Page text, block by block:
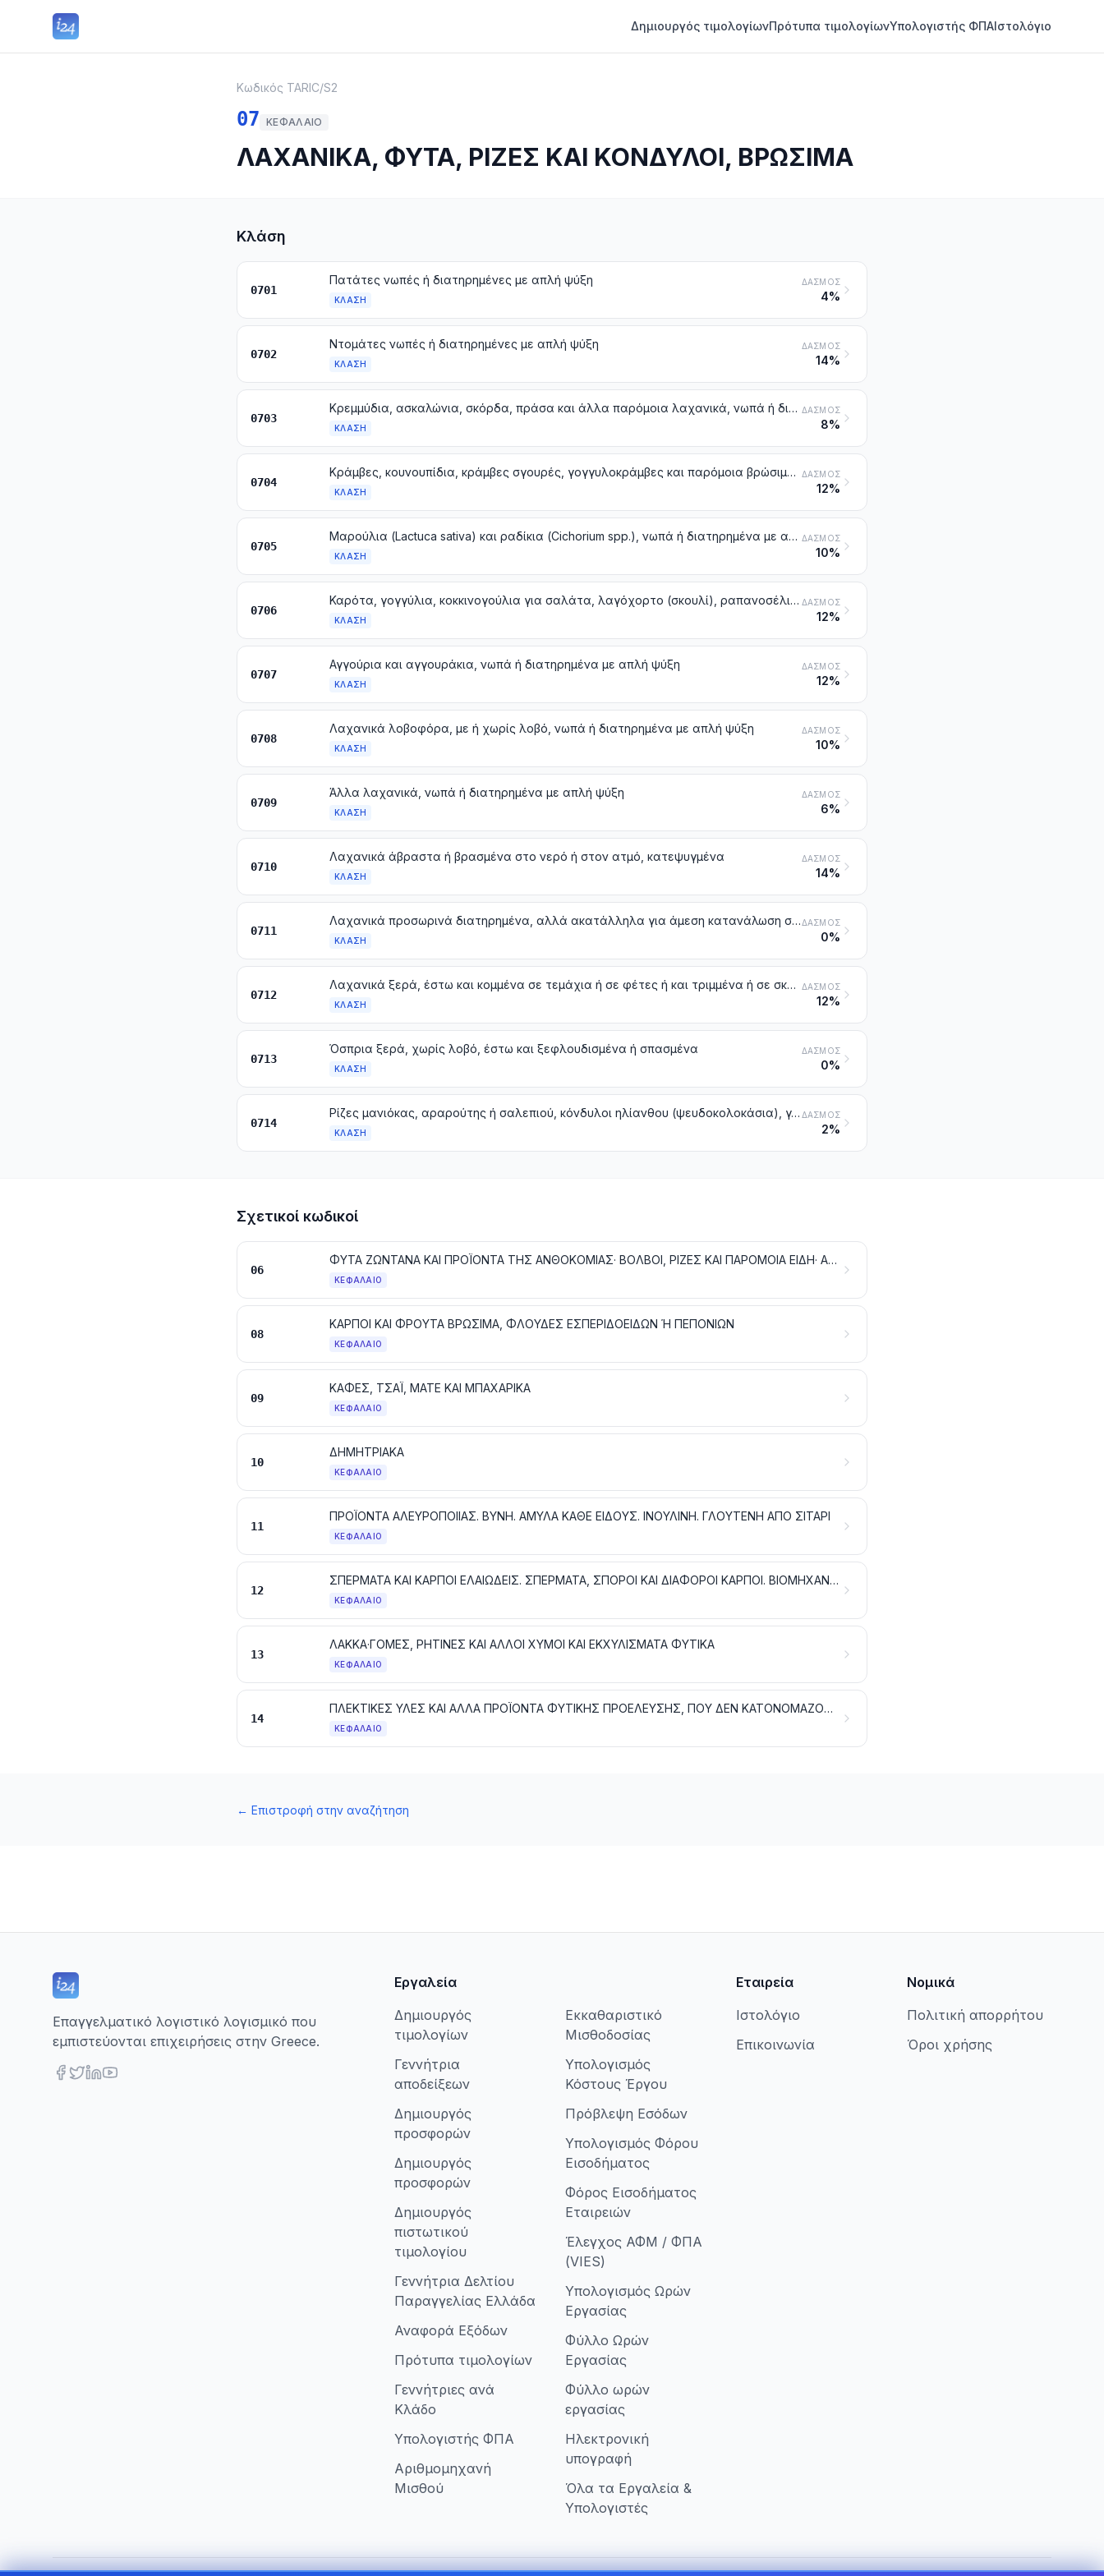
Δημιουργός τιμολογίωνΠρότυπα τιμολογίωνΥπολογιστής ΦΠΑΙστολόγιο
Κωδικός TARIC/S2
07 ΚΕΦΆΛΑΙΟ
ΛΑΧΑΝΙΚΑ, ΦΥΤΑ, ΡΙΖΕΣ ΚΑΙ ΚΟΝΔΥΛΟΙ, ΒΡΩΣΙΜΑ
Κλάση
0701
Πατάτες νωπές ή διατηρημένες με απλή ψύξη
ΚΛΆΣΗ
ΔΑΣΜΌΣ
4%
0702
Ντομάτες νωπές ή διατηρημένες με απλή ψύξη
ΚΛΆΣΗ
ΔΑΣΜΌΣ
14%
0703
Κρεμμύδια, ασκαλώνια, σκόρδα, πράσα και άλλα παρόμοια λαχανικά, νωπά ή διατηρημένα με απλή ψύξη
ΚΛΆΣΗ
ΔΑΣΜΌΣ
8%
0704
Κράμβες, κουνουπίδια, κράμβες σγουρές, γογγυλοκράμβες και παρόμοια βρώσιμα προϊόντα του γένους Brassica, νωπά ή διατηρημένα με απλή ψύξη
ΚΛΆΣΗ
ΔΑΣΜΌΣ
12%
0705
Μαρούλια (Lactuca sativa) και ραδίκια (Cichorium spp.), νωπά ή διατηρημένα με απλή ψύξη
ΚΛΆΣΗ
ΔΑΣΜΌΣ
10%
0706
Καρότα, γογγύλια, κοκκινογούλια για σαλάτα, λαγόχορτo (σκουλί), ραπανοσέλινα, ραπάνια και παρόμοιες βρώσιμες ρίζες, νωπά ή διατηρημένα με απλή ψύξη
ΚΛΆΣΗ
ΔΑΣΜΌΣ
12%
0707
Αγγούρια και αγγουράκια, νωπά ή διατηρημένα με απλή ψύξη
ΚΛΆΣΗ
ΔΑΣΜΌΣ
12%
0708
Λαχανικά λοβοφόρα, με ή χωρίς λοβό, νωπά ή διατηρημένα με απλή ψύξη
ΚΛΆΣΗ
ΔΑΣΜΌΣ
10%
0709
Άλλα λαχανικά, νωπά ή διατηρημένα με απλή ψύξη
ΚΛΆΣΗ
ΔΑΣΜΌΣ
6%
0710
Λαχανικά άβραστα ή βρασμένα στο νερό ή στον ατμό, κατεψυγμένα
ΚΛΆΣΗ
ΔΑΣΜΌΣ
14%
0711
Λαχανικά προσωρινά διατηρημένα, αλλά ακατάλληλα για άμεση κατανάλωση στην κατάσταση που βρίσκονται
ΚΛΆΣΗ
ΔΑΣΜΌΣ
0%
0712
Λαχανικά ξερά, έστω και κομμένα σε τεμάχια ή σε φέτες ή και τριμμένα ή σε σκόνη, αλλά όχι αλλιώς παρασκευασμένα
ΚΛΆΣΗ
ΔΑΣΜΌΣ
12%
0713
Όσπρια ξερά, χωρίς λοβό, έστω και ξεφλουδισμένα ή σπασμένα
ΚΛΆΣΗ
ΔΑΣΜΌΣ
0%
0714
Ρίζες μανιόκας, αραρούτης ή σαλεπιού, κόνδυλοι ηλίανθου (ψευδοκολοκάσια), γλυκοπατάτες και παρόμοιες ρίζες και κόνδυλοι με υψηλή περιεκτικότητα σε άμυλο ή ινουλίνη, νωπά ή διατηρημένα, με απλή ψύξη, κατεψυγμένα ή αποξεραμένα, έστω και κομμένα σε τεμάχια ή συσσωματωμένα σε μορφή σβόλων. Εντεριώνη (ψίχα) του φοίνικα των Μολλούκων (αρτόδενδρου)
ΚΛΆΣΗ
ΔΑΣΜΌΣ
2%
Σχετικοί κωδικοί
06
ΦΥΤΑ ΖΩΝΤΑΝΑ ΚΑΙ ΠΡΟΪΟΝΤΑ ΤΗΣ ΑΝΘΟΚΟΜΙΑΣ· ΒΟΛΒΟΙ, ΡΙΖΕΣ ΚΑΙ ΠΑΡΟΜΟΙΑ ΕΙΔΗ· ΑΝΘΗ ΚΑΙ ΔΙΑΚΟΣΜΗΤΙΚΑ ΦΥΛΛΩΜΑΤΑ
ΚΕΦΆΛΑΙΟ
08
ΚΑΡΠΟΙ ΚΑΙ ΦΡΟΥΤΑ ΒΡΩΣΙΜΑ, ΦΛΟΥΔΕΣ ΕΣΠΕΡΙΔΟΕΙΔΩΝ Ή ΠΕΠΟΝΙΩΝ
ΚΕΦΆΛΑΙΟ
09
ΚΑΦΕΣ, ΤΣΑΪ, ΜΑΤΕ ΚΑΙ ΜΠΑΧΑΡΙΚΑ
ΚΕΦΆΛΑΙΟ
10
ΔΗΜΗΤΡΙΑΚΑ
ΚΕΦΆΛΑΙΟ
11
ΠΡΟΪΟΝΤΑ ΑΛΕΥΡΟΠΟΙΙΑΣ. ΒΥΝΗ. ΑΜΥΛΑ ΚΑΘΕ ΕΙΔΟΥΣ. ΙΝΟΥΛΙΝΗ. ΓΛΟΥΤΕΝΗ ΑΠΟ ΣΙΤΑΡΙ
ΚΕΦΆΛΑΙΟ
12
ΣΠΕΡΜΑΤΑ ΚΑΙ ΚΑΡΠΟΙ ΕΛΑΙΩΔΕΙΣ. ΣΠΕΡΜΑΤΑ, ΣΠΟΡΟΙ ΚΑΙ ΔΙΑΦΟΡΟΙ ΚΑΡΠΟΙ. ΒΙΟΜΗΧΑΝΙΚΑ ΚΑΙ ΦΑΡΜΑΚΕΥΤΙΚΑ ΦΥΤΑ. ΑΧΥΡΑ ΚΑΙ ΧΟΡΤΟΝΟΜΕΣ
ΚΕΦΆΛΑΙΟ
13
ΛΑΚΚΑ·ΓΟΜΕΣ, ΡΗΤΙΝΕΣ ΚΑΙ ΑΛΛΟΙ ΧΥΜΟΙ ΚΑΙ ΕΚΧΥΛΙΣΜΑΤΑ ΦΥΤΙΚΑ
ΚΕΦΆΛΑΙΟ
14
ΠΛΕΚΤΙΚΕΣ ΥΛΕΣ ΚΑΙ ΑΛΛΑ ΠΡΟΪΟΝΤΑ ΦΥΤΙΚΗΣ ΠΡΟΕΛΕΥΣΗΣ, ΠΟΥ ΔΕΝ ΚΑΤΟΝΟΜΑΖΟΝΤΑΙ ΟΥΤΕ ΠΕΡΙΛΑΜΒΑΝΟΝΤΑΙ ΑΛΛΟΥ
ΚΕΦΆΛΑΙΟ
← Επιστροφή στην αναζήτηση
Επαγγελματικό λογιστικό λογισμικό που
εμπιστεύονται επιχειρήσεις στην Greece.
Εργαλεία
Δημιουργός
τιμολογίων
Γεννήτρια
αποδείξεων
Δημιουργός
προσφορών
Δημιουργός
προσφορών
Δημιουργός
πιστωτικού
τιμολογίου
Γεννήτρια Δελτίου
Παραγγελίας Ελλάδα
Αναφορά Εξόδων
Πρότυπα τιμολογίων
Γεννήτριες ανά
Κλάδο
Υπολογιστής ΦΠΑ
Αριθμομηχανή
Μισθού
Εκκαθαριστικό
Μισθοδοσίας
Υπολογισμός
Κόστους Έργου
Πρόβλεψη Εσόδων
Υπολογισμός Φόρου
Εισοδήματος
Φόρος Εισοδήματος
Εταιρειών
Έλεγχος ΑΦΜ / ΦΠΑ
(VIES)
Υπολογισμός Ωρών
Εργασίας
Φύλλο Ωρών
Εργασίας
Φύλλο ωρών
εργασίας
Ηλεκτρονική
υπογραφή
Όλα τα Εργαλεία &
Υπολογιστές
Εταιρεία
Ιστολόγιο
Επικοινωνία
Νομικά
Πολιτική απορρήτου
Όροι χρήσης